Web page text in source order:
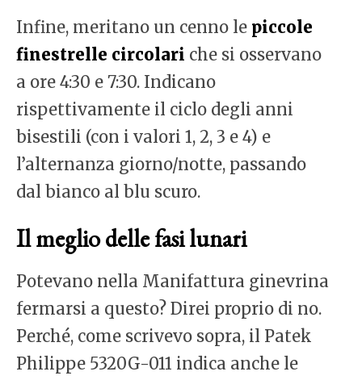
Infine, meritano un cenno le piccole
finestrelle circolari che si osservano
a ore 4:30 e 7:30. Indicano
rispettivamente il ciclo degli anni
bisestili (con i valori 1, 2, 3 e 4) e
l’alternanza giorno/notte, passando
dal bianco al blu scuro.
Il meglio delle fasi lunari
Potevano nella Manifattura ginevrina
fermarsi a questo? Direi proprio di no.
Perché, come scrivevo sopra, il Patek
Philippe 5320G-011 indica anche le